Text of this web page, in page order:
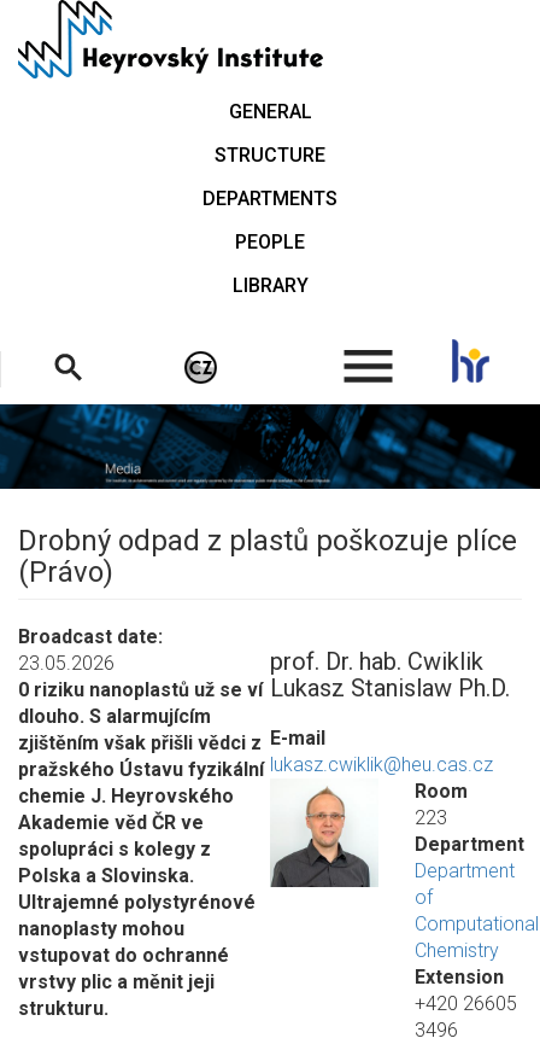
main
GENERAL
STRUCTURE
DEPARTMENTS
PEOPLE
LIBRARY
.
Drobný odpad z plastů poškozuje plíce
(Právo)
Broadcast date
23.05.2026
0 riziku nanoplastů už se ví
dlouho. S alarmujícím
zjištěním však přišli vědci z
pražského Ústavu fyzikální
chemie J. Heyrovského
Akademie věd ČR ve
spolupráci s kolegy z
Polska a Slovinska.
Ultrajemné polystyrénové
nanoplasty mohou
vstupovat do ochranné
vrstvy plic a měnit jeji
strukturu.
prof. Dr. hab. Cwiklik
Lukasz Stanislaw Ph.D.
E-mail
lukasz.cwiklik@heu.cas.cz
Room
223
Department
Department
of
Computational
Chemistry
Extension
+420 26605
3496